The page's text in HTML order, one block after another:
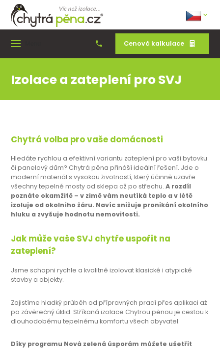
Cenová kalkulace
Izolace a zateplení pro SVJ
Chytrá volba pro vaše domácnosti
Hledáte rychlou a efektivní variantu zateplení pro vaši bytovku
či panelový dům? Chytrá pěna přináší ideální řešení. Jde o
moderní materiál s vysokou životností, který účinně uzavře
všechny tepelné mosty od sklepa až po střechu. A rozdíl
poznáte okamžitě – v zimě vám neutíká teplo a v létě
izoluje od okolního žáru. Navíc snižuje pronikání okolního
hluku a zvyšuje hodnotu nemovitosti.
Jak může vaše SVJ chytře uspořit na
zateplení?
Jsme schopni rychle a kvalitně izolovat klasické i atypické
stavby a objekty.
Zajistíme hladký průběh od přípravných prací přes aplikaci až
po závěrečný úklid. Stříkaná izolace Chytrou pěnou je cestou k
dlouhodobému tepelnému komfortu všech obyvatel.
Díky programu Nová zelená úsporám můžete ušetřit